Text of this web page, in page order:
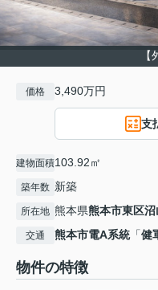
価格 3,490万円
支
建物面積103.92㎡
築年数 新築
所在地 熊本県熊本市東区沼
交通 熊本市電A系統「健
物件の特徴